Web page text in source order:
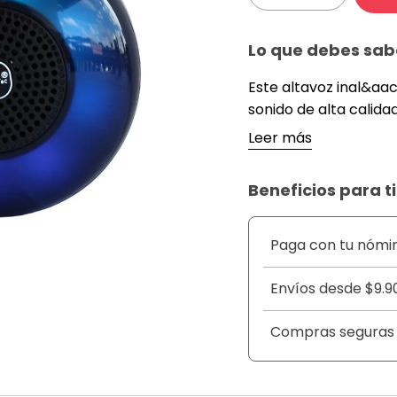
Lo que debes
Este altavoz
sonido de alta
Con luces LED
perfecto para
permite una
&nbsp;
DETALLES
&nbsp;
Conexi&oacute;n
audio estable.
Luces LED
Leer más
Beneficios para ti
Paga con tu
Envíos desde
Compras seguras